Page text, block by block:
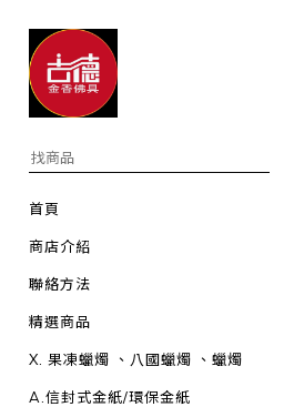
首頁
商店介紹
聯絡方法
精選商品
X. 果凍蠟燭 、八國蠟燭 、蠟燭
A.信封式金紙/環保金紙